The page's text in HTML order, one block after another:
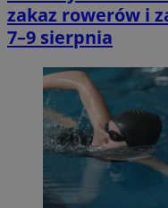
zakaz rowerów i
7–9 sierpnia